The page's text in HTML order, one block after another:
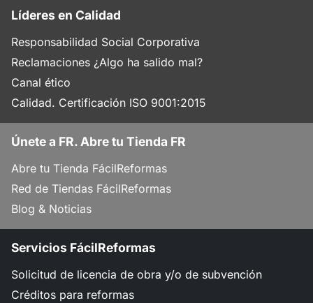
Líderes en Calidad
Responsabilidad Social Corporativa
Reclamaciones ¿Algo ha salido mal?
Canal ético
Calidad. Certificación ISO 9001:2015
Únete a FR. Abre tu Tienda FR
Abre tu Tienda FácilReformas
Red de Tiendas FácilReformas
Blog & Noticias
Servicios FácilReformas
Solicitud de licencia de obra y/o de subvención
Créditos para reformas